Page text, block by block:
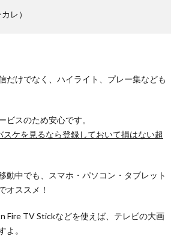
レ）
だけでなく、ハイライト、プレー集なども
ビスのため安心です。
ケを見るなら登録しておいて損はない超
動中でも、スマホ・パソコン・タブレット
オススメ！
Fire TV Stickなどを使えば、テレビの大画
よ。